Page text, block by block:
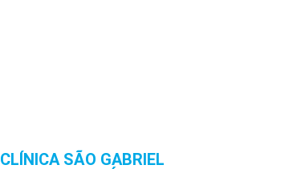
CLÍNICA SÃO GABRIEL